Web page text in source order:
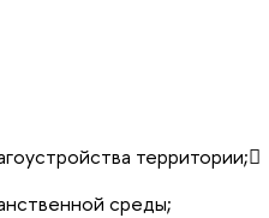
территории;
среды;